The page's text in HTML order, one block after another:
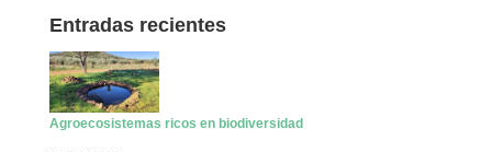
Entradas recientes
Agroecosistemas ricos en biodiversidad